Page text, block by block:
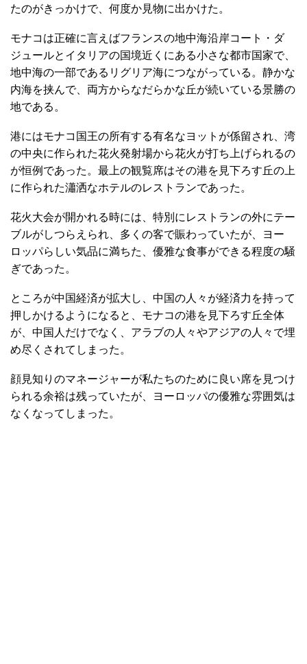
たのがきっかけで、何度か見物に出かけた。
モナコは正確に言えばフランスの地中海沿岸コート・ダ
ジュールとイタリアの国境近くにある小さな都市国家で、
地中海の一部であるリグリア海につながっている。静かな
内海を挟んで、両方からなだらかな丘が続いている景勝の
地である。
港にはモナコ国王の所有する有名なヨットが係留され、湾
の中央に作られた花火発射場から花火が打ち上げられるの
が恒例であった。最上の観覧席はその港を見下ろす丘の上
に作られた瀟洒なホテルのレストランであった。
花火大会が開かれる時には、特別にレストランの外にテー
ブルがしつらえられ、多くの客で賑わっていたが、ヨー
ロッパらしい気品に満ちた、優雅な食事ができる程度の騒
ぎであった。
ところが中国経済が拡大し、中国の人々が経済力を持って
押しかけるようになると、モナコの港を見下ろす丘全体
が、中国人だけでなく、アラブの人々やアジアの人々で埋
め尽くされてしまった。
顔見知りのマネージャーが私たちのために良い席を見つけ
られる余裕は残っていたが、ヨーロッパの優雅な雰囲気は
なくなってしまった。